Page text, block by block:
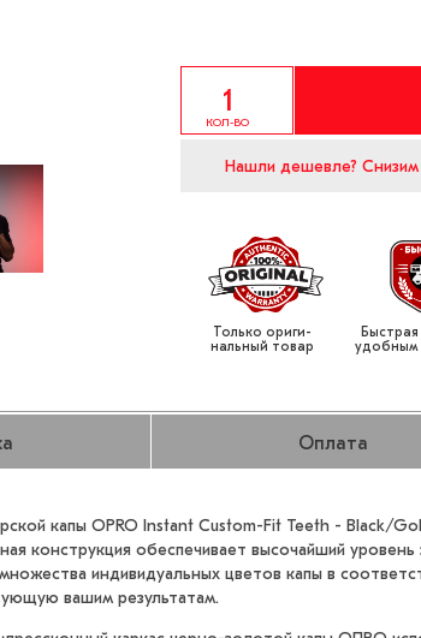
КОЛ-ВО
Нашли дешевле?
Только ориги­
нальный товар
удобным
Оплата
капы OPRO Instant Custom-Fit Teeth - Black/
конструкция обеспечивает высочайший
индивидуальных цветов капы в
вашим результатам.